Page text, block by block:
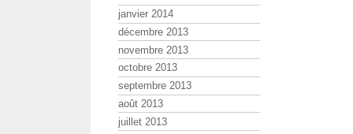
janvier 2014
décembre 2013
novembre 2013
octobre 2013
septembre 2013
août 2013
juillet 2013